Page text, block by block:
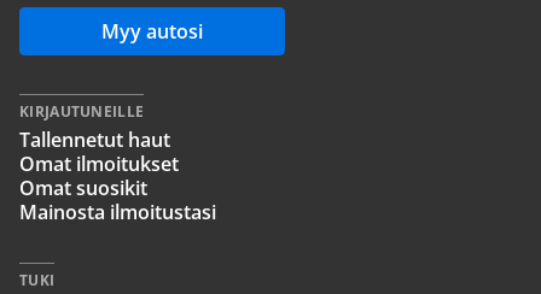
Myy autosi
KIRJAUTUNEILLE
Tallennetut haut
Omat ilmoitukset
Omat suosikit
Mainosta ilmoitustasi
TUKI